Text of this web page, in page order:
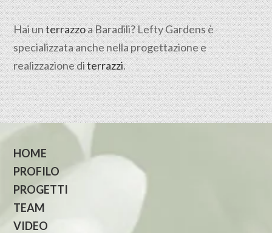
Hai unterrazzoa Baradili? Lefty Gardens è
specializzata anche nella progettazione e
realizzazione diterrazzi.
HOME
PROFILO
PROGETTI
TEAM
VIDEO